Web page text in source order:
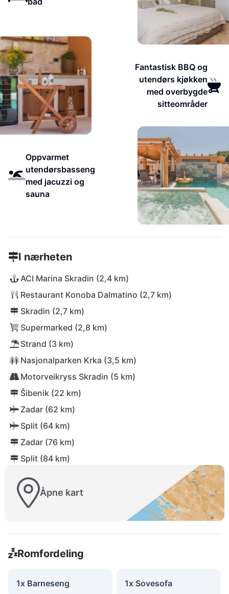
Fantastisk BBQ og
utendørs kjøkken
med overbygde
sitteområder
Oppvarmet
utendørsbasseng
med jacuzzi og
sauna
I nærheten
ACI Marina Skradin (2,4 km)
Restaurant Konoba Dalmatino (2,7 km)
Skradin (2,7 km)
Supermarked (2,8 km)
Strand (3 km)
Nasjonalparken Krka (3,5 km)
Motorveikryss Skradin (5 km)
Šibenik (22 km)
Zadar (62 km)
Split (64 km)
Zadar (76 km)
Split (84 km)
Åpne kart
Romfordeling
1x Barneseng 1x Sovesofa